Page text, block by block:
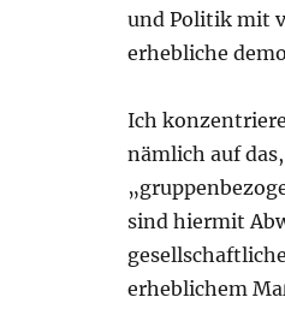
und Politik mit
erhebliche
Ich
nämlich auf
sind hiermit
erheblichem